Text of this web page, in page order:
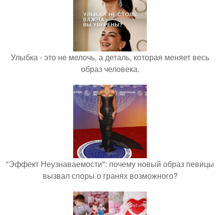
Улыбка - это не мелочь, а деталь, которая меняет весь
образ человека.
"Эффект Неузнаваемости": почему новый образ певицы
вызвал споры о гранях возможного?